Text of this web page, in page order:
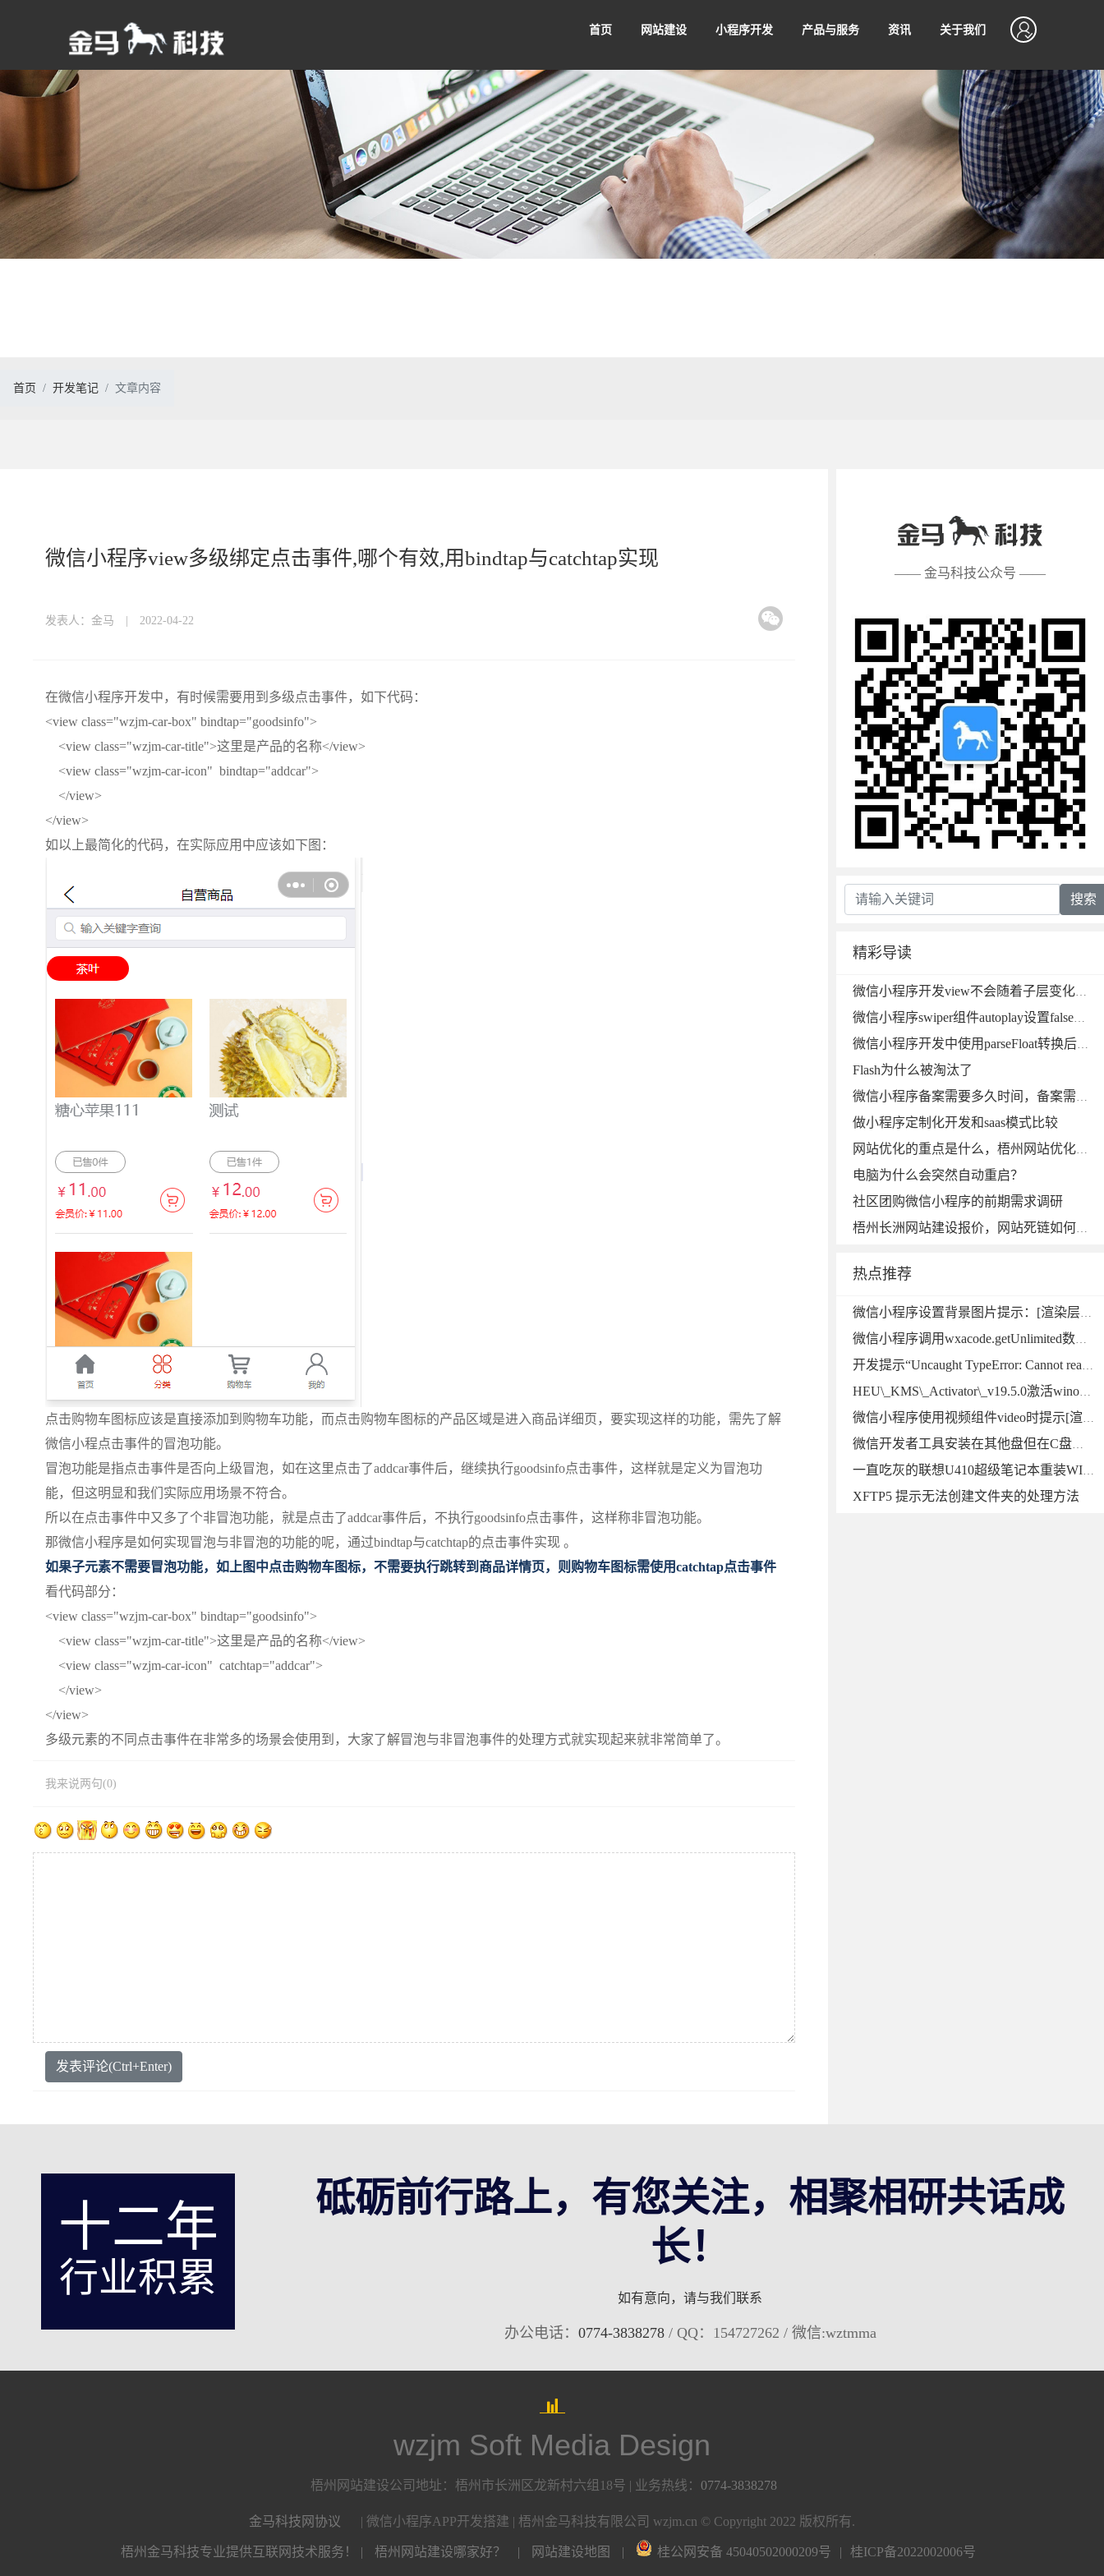
首页 网站建设
为客户提供一体化网站设计服
务
品牌网站建设
企业网站建设
门户网站建设
集团网站开发
外贸网站设计
营销网站制作
SEO优化
网站管理服务
网站代运营
小程序开发
全功能小程序商城、开发定制
服务、全程售后服务、无忧备
案
商城小程序
分销推广、店铺展示、多店铺运营
餐饮小程序
同城配送、附近门店、领券
小程序支付接入
小程序使用微信支付进行收款满足
产品与服务
金云智能建站 IPv4 归属地 金云视界播放器 金贝固定资产
资讯
知识分享、技术交流、经验积
累、提升能力
公司动态 开发笔记 建站百科 小程序运营技巧
关于我们
关于金马科技
金马科技，成立于2008年9月，专业提供
互联网技术服务。
携手合作 互利共赢
携手推进合作，实现互利共赢。
务实、创新
以务实为基础、以创新求发展。
体现价值
不断提升，体现价值
售后支持
无忧售后，7*24小时不间断售后服务
首页 开发笔记 文章内容
微信小程序view多级绑定点击事件,哪个有效,用bindtap与catchtap实现
发表人：金马 | 2022-04-22
在微信小程序开发中，有时候需要用到多级点击事件，如下代码：
<view class="wzjm-car-box" bindtap="goodsinfo">
<view class="wzjm-car-title">这里是产品的名称</view>
<view class="wzjm-car-icon" bindtap="addcar">
</view>
</view>
如以上最简化的代码，在实际应用中应该如下图：
点击购物车图标应该是直接添加到购物车功能，而点击购物车图标的产品区域是进入商品详细页，要实现这样的功能，需先了解
微信小程点击事件的冒泡功能。
冒泡功能是指点击事件是否向上级冒泡，如在这里点击了addcar事件后，继续执行goodsinfo点击事件，这样就是定义为冒泡功
能，但这明显和我们实际应用场景不符合。
所以在点击事件中又多了个非冒泡功能，就是点击了addcar事件后，不执行goodsinfo点击事件，这样称非冒泡功能。
那微信小程序是如何实现冒泡与非冒泡的功能的呢，通过bindtap与catchtap的点击事件实现 。
如果子元素不需要冒泡功能，如上图中点击购物车图标，不需要执行跳转到商品详情页，则购物车图标需使用catchtap点击事件
看代码部分：
<view class="wzjm-car-box" bindtap="goodsinfo">
<view class="wzjm-car-title">这里是产品的名称</view>
<view class="wzjm-car-icon" catchtap="addcar">
</view>
</view>
多级元素的不同点击事件在非常多的场景会使用到，大家了解冒泡与非冒泡事件的处理方式就实现起来就非常简单了。
我来说两句(0)
发表评论(Ctrl+Enter)
—— 金马科技公众号 ——
搜索
精彩导读
微信小程序开发view不会随着子层变化自动适应高度的问题解决微信小程序
微信小程序swiper组件autoplay设置false还是会自动切换的坑微信小程序
微信小程序开发中使用parseFloat转换后再用加法运算成字符串连接的解决方法
Flash为什么被淘汰了
微信小程序备案需要多久时间，备案需注意些什么
做小程序定制化开发和saas模式比较
网站优化的重点是什么，梧州网站优化公司
电脑为什么会突然自动重启？
社区团购微信小程序的前期需求调研
梧州长洲网站建设报价，网站死链如何处理?方法有哪些?
热点推荐
微信小程序设置背景图片提示：[渲染层网络层错误]中的本地资源图片无法通过 WXSS 获取，可以使用网络图片，或者 base64，或者使用＜image/＞标签。微信小程序
微信小程序调用wxacode.getUnlimited数量无限制生成小程序码功能开发完整版微信小程序
开发提示“Uncaught TypeError: Cannot read properties of null”错误的解决方法
HEU\_KMS\_Activator\_v19.5.0激活winows10失败解决方法
微信小程序使用视频组件video时提示[渲染层网络层错误] Failed to load media错误的解决方法
微信开发者工具安装在其他盘但在C盘下User Data占用空间超大，能删掉吗？用mklink提示当文件已存在时，无法创建该文件
一直吃灰的联想U410超级笔记本重装WIN10系统，升级一下硬件继续战斗
XFTP5 提示无法创建文件夹的处理方法
十二年
行业积累
砥砺前行路上，有您关注，相聚相研共话成
长！
如有意向，请与我们联系
办公电话： 0774-3838278/ QQ：154727262 / 微信:wztmma
wzjm Soft Media Design
梧州网站建设公司地址：梧州市长洲区龙新村六组18号 | 业务热线： 0774-3838278
金马科技网协议 | 微信小程序APP开发搭建 | 梧州金马科技有限公司 wzjm.cn © Copyright 2022 版权所有.
梧州金马科技专业提供互联网技术服务！ | 梧州网站建设哪家好？ | 网站建设地图 | 桂公网安备 45040502000209号 | 桂ICP备2022002006号